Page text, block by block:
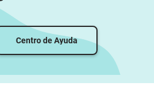
Centro de Ayuda